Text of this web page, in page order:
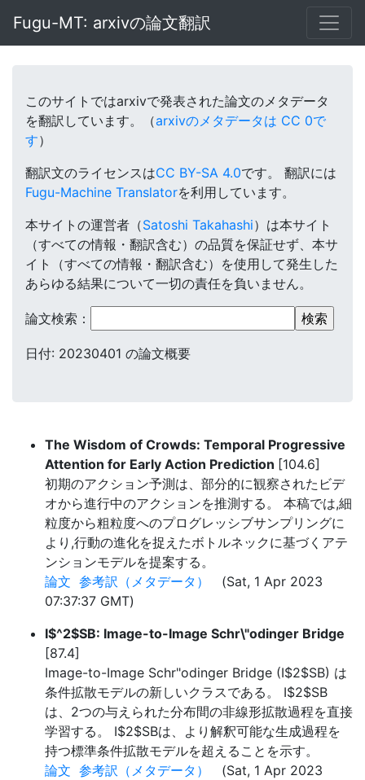
Fugu-MT: arxivの論文翻訳
このサイトではarxivで発表された論文のメタデータ
を翻訳しています。（arxivのメタデータは CC 0で
す）
翻訳文のライセンスはCC BY-SA 4.0です。 翻訳には
Fugu-Machine Translatorを利用しています。
本サイトの運営者（Satoshi Takahashi）は本サイト
（すべての情報・翻訳含む）の品質を保証せず、本サ
イト（すべての情報・翻訳含む）を使用して発生した
あらゆる結果について一切の責任を負いません。
論文検索：
日付: 20230401 の論文概要
The Wisdom of Crowds: Temporal Progressive
Attention for Early Action Prediction [104.6]
初期のアクション予測は、部分的に観察されたビデ
オから進行中のアクションを推測する。 本稿では,細
粒度から粗粒度へのプログレッシブサンプリングに
より,行動の進化を捉えたボトルネックに基づくアテ
ンションモデルを提案する。
論文 参考訳（メタデータ）
(Sat, 1 Apr 2023
07:37:37 GMT)
I$^2$SB: Image-to-Image Schr\"odinger Bridge
[87.4]
Image-to-Image Schr"odinger Bridge (I$2$SB) は
条件拡散モデルの新しいクラスである。 I$2$SB
は、2つの与えられた分布間の非線形拡散過程を直接
学習する。 I$2$SBは、より解釈可能な生成過程を
持つ標準条件拡散モデルを超えることを示す。
論文 参考訳（メタデータ）
(Sat, 1 Apr 2023